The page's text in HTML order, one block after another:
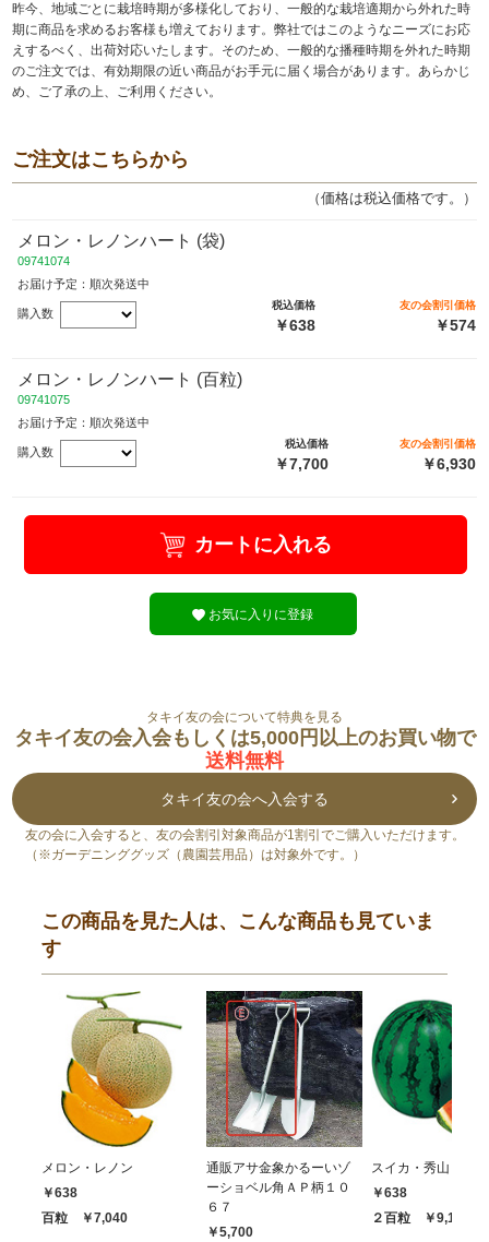
昨今、地域ごとに栽培時期が多様化しており、一般的な栽培適期から外れた時
期に商品を求めるお客様も増えております。弊社ではこのようなニーズにお応
えするべく、出荷対応いたします。そのため、一般的な播種時期を外れた時期
のご注文では、有効期限の近い商品がお手元に届く場合があります。あらかじ
め、ご了承の上、ご利用ください。
ご注文はこちらから
（価格は税込価格です。）
メロン・レノンハート (袋)
09741074
お届け予定：順次発送中
購入数
税込価格
￥638
友の会割引価格
￥574
メロン・レノンハート (百粒)
09741075
お届け予定：順次発送中
購入数
税込価格
￥7,700
友の会割引価格
￥6,930
カートに入れる
お気に入りに登録
タキイ友の会について特典を見る
タキイ友の会入会もしくは5,000円以上のお買い物で
送料無料
タキイ友の会へ入会する
友の会に入会すると、友の会割引対象商品が1割引でご購入いただけます。
（※ガーデニンググッズ（農園芸用品）は対象外です。）
この商品を見た人は、こんな商品も見ていま
す
メロン・レノン
￥638
百粒 ￥7,040
通販アサ金象かるーいゾ
ーショベル角ＡＰ柄１０
６７
￥5,700
スイカ・秀山
￥638
２百粒 ￥9,130